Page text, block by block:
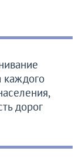
каждого
дорог